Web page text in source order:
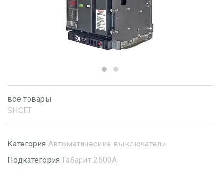
все товары
SHСET
Категория Автоматические выключатели
Подкатегория Габарит 2500А